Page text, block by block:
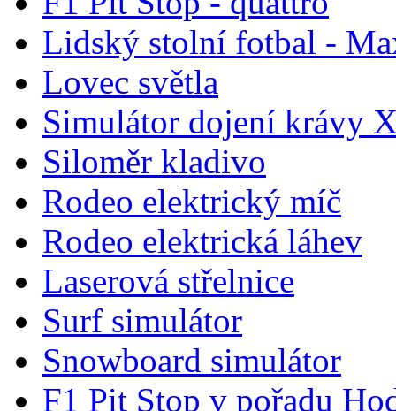
Lidský stolní fotbal -
Lovec světla
Simulátor dojení krávy
Siloměr kladivo
Rodeo elektrický míč
Rodeo elektrická láhev
Laserová střelnice
Surf simulátor
Snowboard simulátor
F1 Pit Stop v pořadu